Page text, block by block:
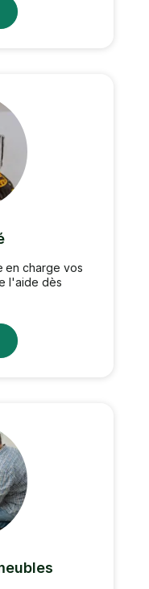
en charge vos
l'aide dès